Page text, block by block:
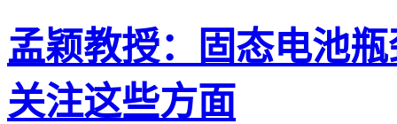
孟颖教授：固态电池
关注这些方面